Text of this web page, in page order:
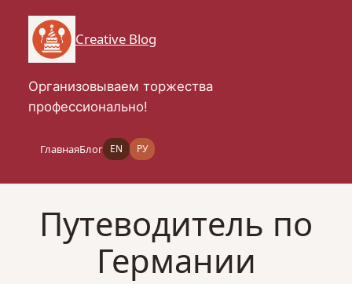
содержимому
Creative Blog
Организовываем торжества
профессионально!
ГлавнаяБлог EN РУ
Путеводитель по
Германии